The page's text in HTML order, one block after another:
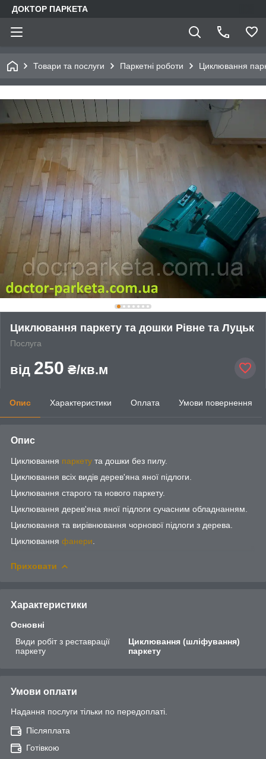
ДОКТОР ПАРКЕТА
Товари та послуги Паркетні роботи Циклювання
Циклювання паркету та дошки Рівне та Луцьк
Послуга
від 250 ₴/кв.м
Опис Характеристики Оплата Умови повернення
Опис
Циклювання паркету та дошки без пилу.
Циклювання всіх видів дерев'яна яної підлоги.
Циклювання старого та нового паркету.
Циклювання дерев'яна яної підлоги сучасним обладнанням.
Циклювання та вирівнювання чорнової підлоги з дерева.
Циклювання фанери
Приховати
Характеристики
Основні
Види робіт з реставрації
паркету
Циклювання (шліфування)
паркету
Умови оплати
Надання послуги тільки по передоплаті.
Післяплата
Готівкою